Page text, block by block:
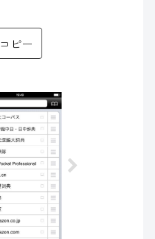
コピー